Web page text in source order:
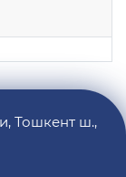
Тошкент ш.,